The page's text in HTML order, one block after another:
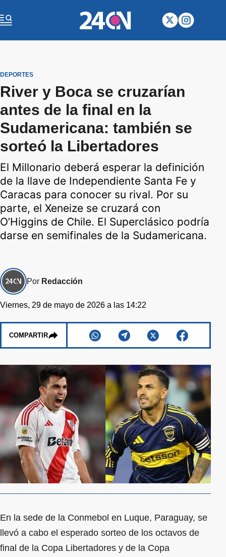
DEPORTES
River y Boca se cruzarían
antes de la final en la
Sudamericana: también se
sorteó la Libertadores
El Millonario deberá esperar la definición
de la llave de Independiente Santa Fe y
Caracas para conocer su rival. Por su
parte, el Xeneize se cruzará con
O’Higgins de Chile. El Superclásico podría
darse en semifinales de la Sudamericana.
Por Redacción
Viernes, 29 de mayo de 2026 a las 14:22
COMPARTIR
En la sede de la Conmebol en Luque, Paraguay, se
llevó a cabo el esperado sorteo de los octavos de
final de la Copa Libertadores y de la Copa